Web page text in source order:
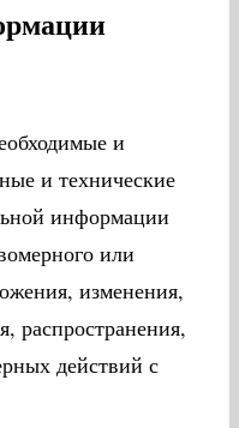
и
и технические
информации
или
изменения,
распространения,
действий с